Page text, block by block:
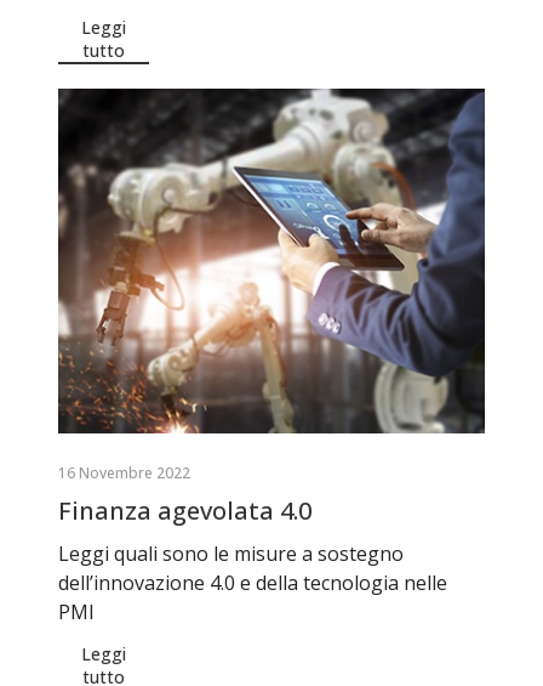
Leggi
tutto
16 Novembre 2022
Finanza agevolata 4.0
Leggi quali sono le misure a sostegno
dell’innovazione 4.0 e della tecnologia nelle
PMI
Leggi
tutto